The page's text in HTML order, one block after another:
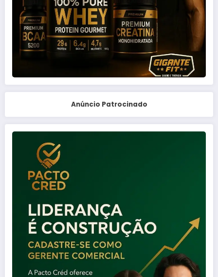
Anúncio Patrocinado